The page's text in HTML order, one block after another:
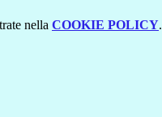
nella COOKIE POLICY.